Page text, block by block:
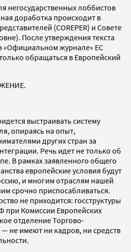
негосударственных лоббистов
доработка происходит в
(COREPER) и Совете
После утверждения текста
«Официальном журнале» ЕС
обращаться в Европейский
выстраивать систему
опираясь на опыт,
других стран за
Речь идет не только об
В рамках заявленного общего
европейские условия будут
и многим отраслям нашей
срочно приспосабливаться.
не приходится: госструктуры
при Комиссии Европейских
отделение Торгово-
не имеют ни кадров, ни средств